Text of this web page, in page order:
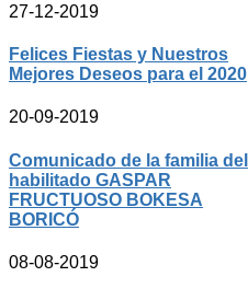
27-12-2019
Felices Fiestas y Nuestros
Mejores Deseos para el 2020
20-09-2019
Comunicado de la familia del
habilitado GASPAR
FRUCTUOSO BOKESA
BORICÓ
08-08-2019